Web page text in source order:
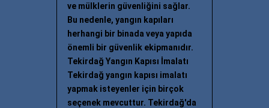
ve mülklerin güvenliğini sağlar.
Bu nedenle, yangın kapıları
herhangi bir binada veya yapıda
önemli bir güvenlik ekipmanıdır.
Tekirdağ Yangın Kapısı İmalatı
Tekirdağ yangın kapısı imalatı
yapmak isteyenler için birçok
seçenek mevcuttur. Tekirdağ'da